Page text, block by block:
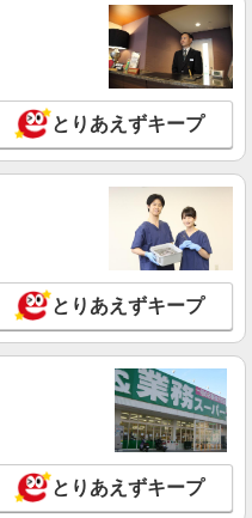
車・バイク通勤OK
詳細を見る
S-T3）
た医療器具のトレー並べ/日
1,938円 ※経験・能力による
当含む ※研修期間中は時給変
28万7000円(7時間15分×14日+7
深夜手当) 交通費：既定支給
津市山寺町笹谷61番地9号
詳細を見る
S-T3）
製造など/日払いOK
通費：既定支給
とりあえずキープ
とりあえずキープ
とりあえずキープ